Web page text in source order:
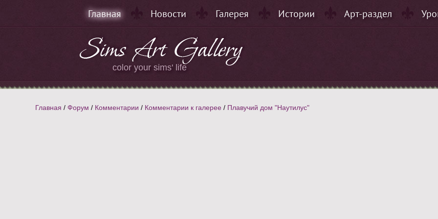
Главная Новости Галерея Истории Арт-раздел
color your sims' life
Главная / Форум / Комментарии / Комментарии к галерее / Плавучий дом "Наутилус"